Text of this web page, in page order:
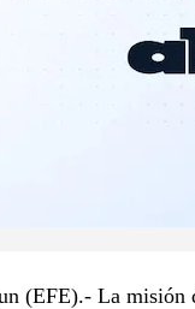
(EFE).- La misión